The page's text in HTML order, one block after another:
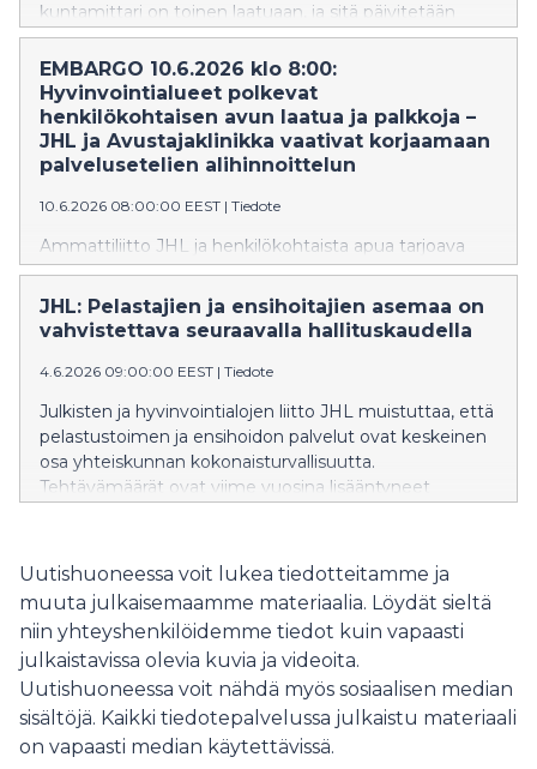
kuntamittari on toinen laatuaan, ja sitä päivitetään
vuosittain.
EMBARGO 10.6.2026 klo 8:00:
Hyvinvointialueet polkevat
henkilökohtaisen avun laatua ja palkkoja –
JHL ja Avustajaklinikka vaativat korjaamaan
palvelusetelien alihinnoittelun
10.6.2026 08:00:00 EEST | Tiedote
Ammattiliitto JHL ja henkilökohtaista apua tarjoava
Avustajaklinikka vaativat, että palvelusetelien hinnat
saadaan vastaamaan todellisia kustannuksia.
Vaatimuksia vauhditetaan yhteisellä Huomioistuin-
JHL: Pelastajien ja ensihoitajien asemaa on
vahvistettava seuraavalla hallituskaudella
4.6.2026 09:00:00 EEST | Tiedote
Julkisten ja hyvinvointialojen liitto JHL muistuttaa, että
pelastustoimen ja ensihoidon palvelut ovat keskeinen
osa yhteiskunnan kokonaisturvallisuutta.
Tehtävämäärät ovat viime vuosina lisääntyneet
työolosuhteet sekä kiristyvä kilpailu osaavasta
työvoimasta vaikeuttavat rekrytointia ja henkilöstön
pysyvyyttä.
Uutishuoneessa voit lukea tiedotteitamme ja
muuta julkaisemaamme materiaalia. Löydät sieltä
niin yhteyshenkilöidemme tiedot kuin vapaasti
julkaistavissa olevia kuvia ja videoita.
Uutishuoneessa voit nähdä myös sosiaalisen median
sisältöjä. Kaikki tiedotepalvelussa julkaistu materiaali
on vapaasti median käytettävissä.